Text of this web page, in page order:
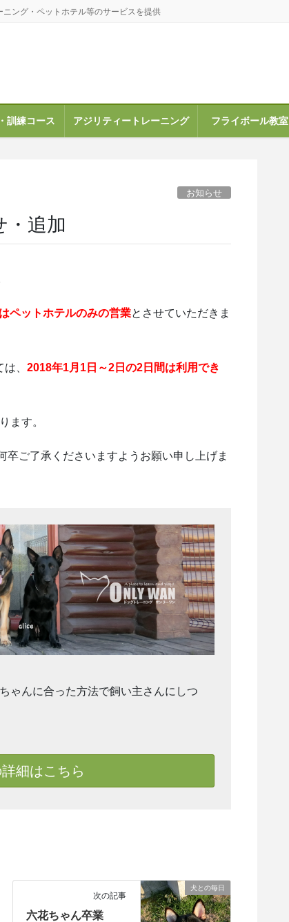
ング・ペットホテル等のサービスを提供
訓練コース アジリティートレーニング フライボール教室
お知らせ
・追加
ペットホテルのみの営業とさせていただきま
は、2018年1月1日～2日の2日間は利用でき
ます。
ご了承くださいますようお願い申し上げま
ゃんに合った方法で飼い主さんにしつ
細はこちら
犬との毎日
次の記事
六花ちゃん卒業